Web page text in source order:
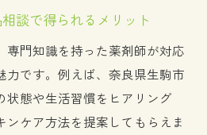
談で得られるメリット
専門知識を持った薬剤師が対応
力です。例えば、奈良県生駒市
状態や生活習慣をヒアリング
ンケア方法を提案してもらえま